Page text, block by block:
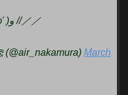
＼＼\٩( 'ω' )و //／／
(@air_nakamura) March